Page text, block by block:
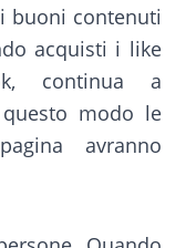
buoni contenuti
acquisti i like
continua a
modo le
avranno